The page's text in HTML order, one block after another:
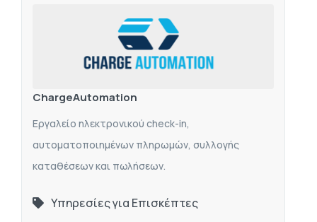
ChargeAutomation
Εργαλείο ηλεκτρονικού check-in,
αυτοματοποιημένων πληρωμών, συλλογής
καταθέσεων και πωλήσεων.
Υπηρεσίες για Επισκέπτες